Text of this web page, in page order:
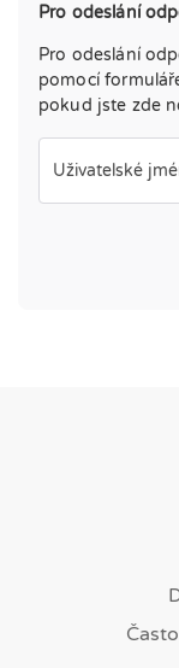
Pro odeslání
Pro odeslání
pomocí
pokud jste zde
Uživatelské